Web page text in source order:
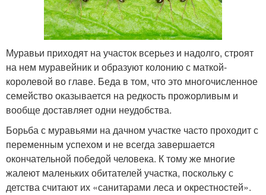
Муравьи приходят на участок всерьез и надолго, строят
на нем муравейник и образуют колонию с маткой-
королевой во главе. Беда в том, что это многочисленное
семейство оказывается на редкость прожорливым и
вообще доставляет одни неудобства.
Борьба с муравьями на дачном участке часто проходит с
переменным успехом и не всегда завершается
окончательной победой человека. К тому же многие
жалеют маленьких обитателей участка, поскольку с
детства считают их «санитарами леса и окрестностей».